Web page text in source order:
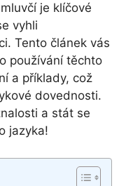
je klíčové
vyhli
Tento článek vás
používání těchto
a příklady, což
dovednosti.
a stát se
jazyka!